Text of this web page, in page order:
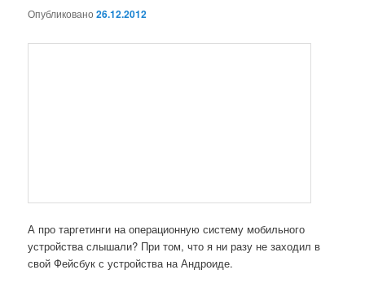
Опубликовано26.12.2012
А про таргетинги на операционную систему мобильного
устройства слышали? При том, что я ни разу не заходил в
свой Фейсбук с устройства на Андроиде.